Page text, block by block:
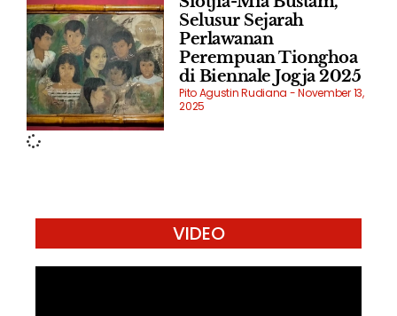
Selusur Sejarah
Perlawanan
Perempuan Tionghoa
di Biennale Jogja 2025
Pito Agustin Rudiana
November 13,
2025
VIDEO